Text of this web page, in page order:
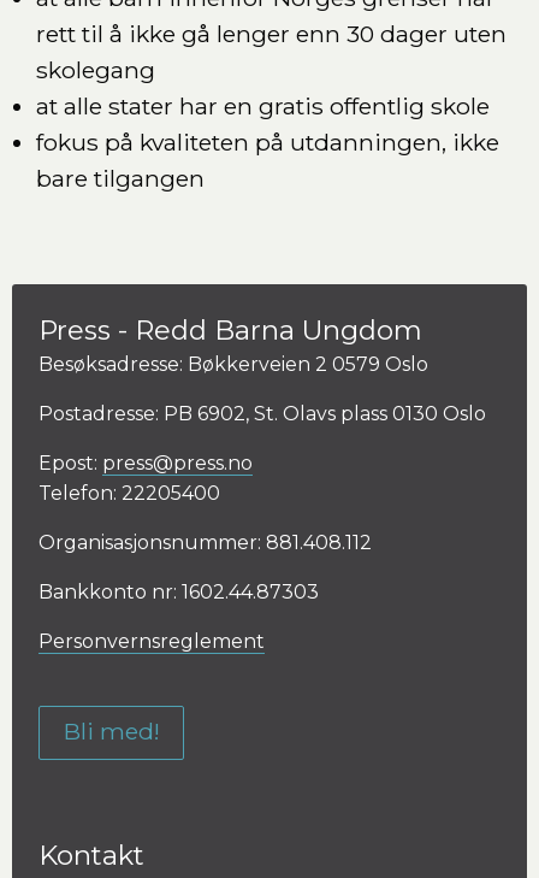
rett til å ikke gå lenger enn 30 dager uten
skolegang
at alle stater har en gratis offentlig skole
fokus på kvaliteten på utdanningen, ikke
bare tilgangen
Press - Redd Barna Ungdom
Besøksadresse: Bøkkerveien 2 0579 Oslo
Postadresse: PB 6902, St. Olavs plass 0130 Oslo
Epost: press@press.no
Telefon: 22205400
Organisasjonsnummer: 881.408.112
Bankkonto nr: 1602.44.87303
Personvernsreglement
Bli med!
Kontakt